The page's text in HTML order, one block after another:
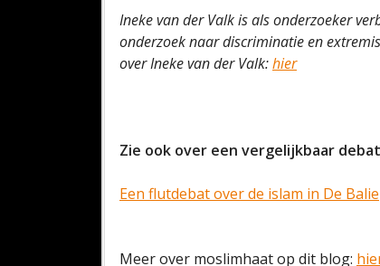
Ineke van der Valk is als onderzoeker
onderzoek naar discriminatie en
over Ineke van der Valk:hier
Zie ook over een vergelijkbaar
Een flutdebat over de islam in De Balie
Meer over moslimhaat op dit blog: